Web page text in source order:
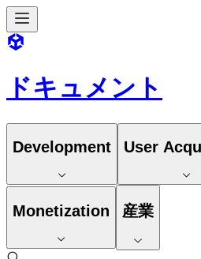
ドキュメント
Development User
Monetization 産業